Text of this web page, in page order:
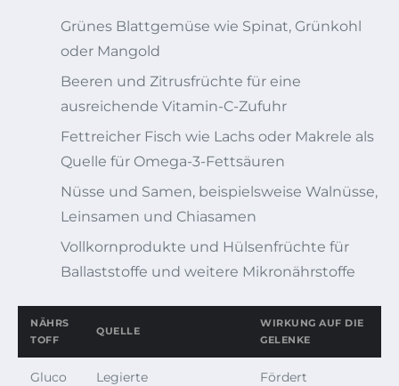
Grünes Blattgemüse wie Spinat, Grünkohl
oder Mangold
Beeren und Zitrusfrüchte für eine
ausreichende Vitamin-C-Zufuhr
Fettreicher Fisch wie Lachs oder Makrele als
Quelle für Omega-3-Fettsäuren
Nüsse und Samen, beispielsweise Walnüsse,
Leinsamen und Chiasamen
Vollkornprodukte und Hülsenfrüchte für
Ballaststoffe und weitere Mikronährstoffe
NÄHRS
TOFF
QUELLE
WIRKUNG AUF DIE
GELENKE
Gluco
Legierte
Fördert